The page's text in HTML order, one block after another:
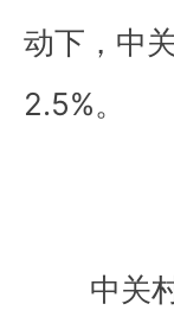
动下，中
2.5%。
中关